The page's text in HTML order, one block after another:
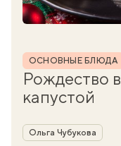
Рубрика
ОСНОВНЫЕ БЛЮДА
Рождество
капустой
Автор
Ольга Чубукова